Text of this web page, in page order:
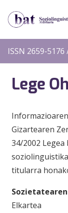
ISSN 2659-5176
Lege
Gizartearen
34/2002
titularra
Elkartea